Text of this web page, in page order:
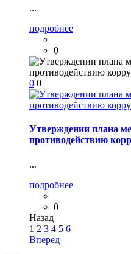
...
подробнее
0
0 0
Утверждении плана
противодействию
...
подробнее
0
Назад
1 2 3 4 5 6
Вперед